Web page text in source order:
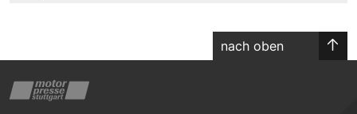
nach oben